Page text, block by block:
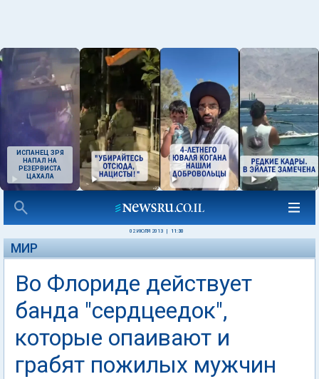
ИСПАНЕЦ ЗРЯ
НАПАЛ НА
РЕЗЕРВИСТА
ЦАХАЛА
02 ИЮЛЯ 2013 11:30
МИР
Во Флориде действует
банда "сердцеедок",
которые опаивают и
грабят пожилых мужчин